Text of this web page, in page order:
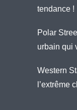
tendance !
Polar
urbain qui
Western
l’extrême